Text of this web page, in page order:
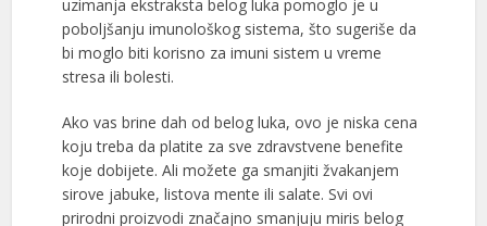
uzimanja ekstraksta belog luka pomoglo je u
poboljšanju imunološkog sistema, što sugeriše da
bi moglo biti korisno za imuni sistem u vreme
stresa ili bolesti.
Ako vas brine dah od belog luka, ovo je niska cena
koju treba da platite za sve zdravstvene benefite
koje dobijete. Ali možete ga smanjiti žvakanjem
sirove jabuke, listova mente ili salate. Svi ovi
prirodni proizvodi značajno smanjuju miris belog